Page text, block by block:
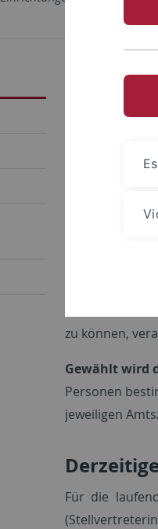
Die beiden
ein, die mit
verortet sind.
und vertreten
Darüber
Um den
zu können,
Gewählt wird
Personen
jeweiligen
Für die